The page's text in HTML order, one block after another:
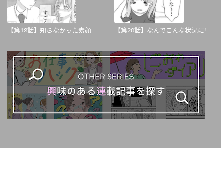
【第18話】知らなかった素顔 【第20話】なんでこんな状況に!...